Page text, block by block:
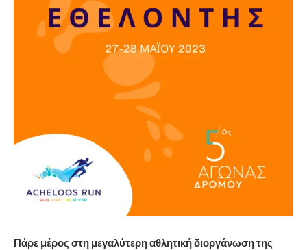
Πάρε μέρος στη μεγαλύτερη αθλητική διοργάνωση της